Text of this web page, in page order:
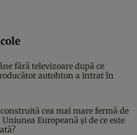
fără televizoare după ce
autohton a intrat în
cea mai mare fermă de
Europeană și de ce este